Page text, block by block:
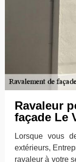
Ravaleur
façade Le
Lorsque vous
extérieurs,
ravaleur à votre